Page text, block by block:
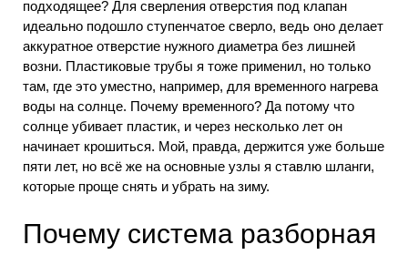
подходящее? Для сверления отверстия под клапан
идеально подошло ступенчатое сверло, ведь оно делает
аккуратное отверстие нужного диаметра без лишней
возни. Пластиковые трубы я тоже применил, но только
там, где это уместно, например, для временного нагрева
воды на солнце. Почему временного? Да потому что
солнце убивает пластик, и через несколько лет он
начинает крошиться. Мой, правда, держится уже больше
пяти лет, но всё же на основные узлы я ставлю шланги,
которые проще снять и убрать на зиму.
Почему система разборная